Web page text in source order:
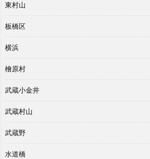
東村山
板橋区
横浜
檜原村
武蔵小金井
武蔵村山
武蔵野
水道橋